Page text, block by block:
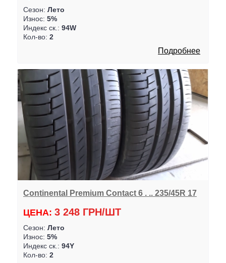
Сезон: Лето
Износ: 5%
Индекс ск.: 94W
Кол-во: 2
Подробнее
Continental Premium Contact 6 . .. 235/45R 17
ЦЕНА: 3 248 ГРН/ШТ
Сезон: Лето
Износ: 5%
Индекс ск.: 94Y
Кол-во: 2